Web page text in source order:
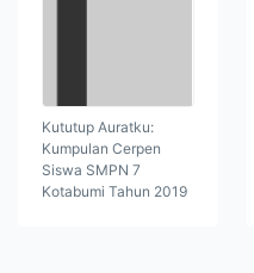
Kututup Auratku:
Kumpulan Cerpen
Siswa SMPN 7
Kotabumi Tahun 2019